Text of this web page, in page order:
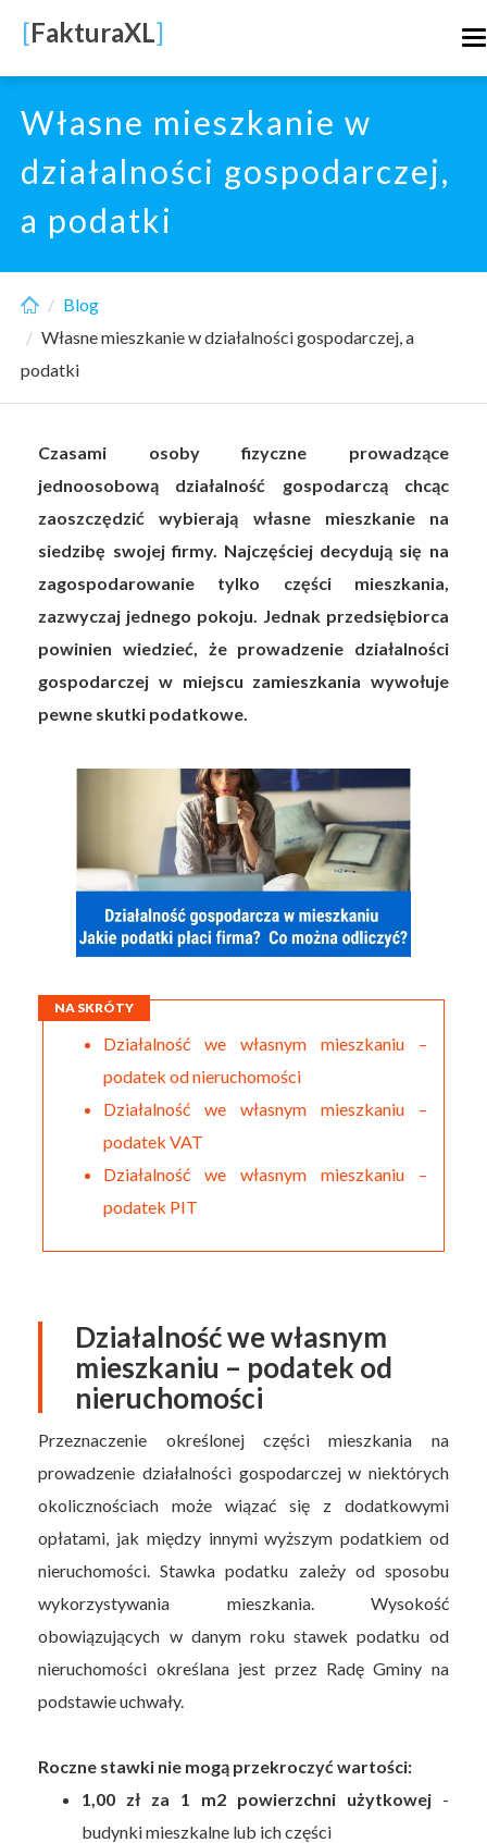
main
content
[FakturaXL]
Własne mieszkanie w
działalności gospodarczej,
a podatki
Blog
Własne mieszkanie w działalności gospodarczej, a
podatki
Czasami osoby fizyczne prowadzące
jednoosobową działalność gospodarczą chcąc
zaoszczędzić wybierają własne mieszkanie na
siedzibę swojej firmy. Najczęściej decydują się na
zagospodarowanie tylko części mieszkania,
zazwyczaj jednego pokoju. Jednak przedsiębiorca
powinien wiedzieć, że prowadzenie działalności
gospodarczej w miejscu zamieszkania wywołuje
pewne skutki podatkowe.
NA SKRÓTY
Działalność we własnym mieszkaniu –
podatek od nieruchomości
Działalność we własnym mieszkaniu –
podatek VAT
Działalność we własnym mieszkaniu –
podatek PIT
Działalność we własnym
mieszkaniu – podatek od
nieruchomości
Przeznaczenie określonej części mieszkania na
prowadzenie działalności gospodarczej w niektórych
okolicznościach może wiązać się z dodatkowymi
opłatami, jak między innymi wyższym podatkiem od
nieruchomości. Stawka podatku zależy od sposobu
wykorzystywania mieszkania. Wysokość
obowiązujących w danym roku stawek podatku od
nieruchomości określana jest przez Radę Gminy na
podstawie uchwały.
Roczne stawki nie mogą przekroczyć wartości:
1,00 zł za 1 m2 powierzchni użytkowej-
budynki mieszkalne lub ich części